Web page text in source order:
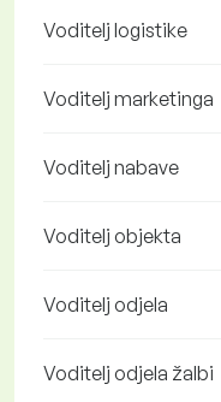
Voditelj logistike
Voditelj marketinga
Voditelj nabave
Voditelj objekta
Voditelj odjela
Voditelj odjela žalbi